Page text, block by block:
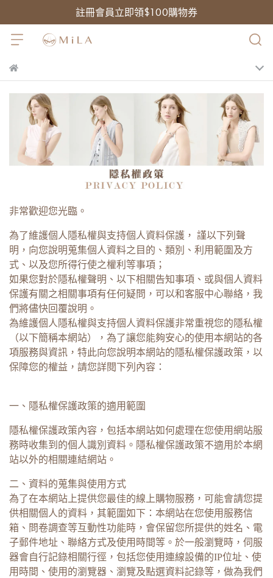
註冊會員立即領$100購物券
非常歡迎您光臨。
為了維護個人隱私權與支持個人資料保護， 謹以下列聲
明，向您說明蒐集個人資料之目的、類別、利用範圍及方
式、以及您所得行使之權利等事項；
如果您對於隱私權聲明、以下相關告知事項、或與個人資料
保護有關之相關事項有任何疑問，可以和客服中心聯絡，我
們將儘快回覆說明。
為維護個人隱私權與支持個人資料保護非常重視您的隱私權
（以下簡稱本網站），為了讓您能夠安心的使用本網站的各
項服務與資訊，特此向您說明本網站的隱私權保護政策，以
保障您的權益，請您詳閱下列內容：
一、隱私權保護政策的適用範圍
隱私權保護政策內容，包括本網站如何處理在您使用網站服
務時收集到的個人識別資料。隱私權保護政策不適用於本網
站以外的相關連結網站。
二、資料的蒐集與使用方式
為了在本網站上提供您最佳的線上購物服務，可能會請您提
供相關個人的資料，其範圍如下：本網站在您使用服務信
箱、問卷調查等互動性功能時，會保留您所提供的姓名、電
子郵件地址、聯絡方式及使用時間等。於一般瀏覽時，伺服
器會自行記錄相關行徑，包括您使用連線設備的IP位址、使
用時間、使用的瀏覽器、瀏覽及點選資料記錄等，做為我們